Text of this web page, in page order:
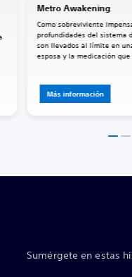
Metro Awakening
Como sobreviviente
profundidades del sistema
son llevados al límite en
esposa y la medicación
Más información
Sumérgete en estas